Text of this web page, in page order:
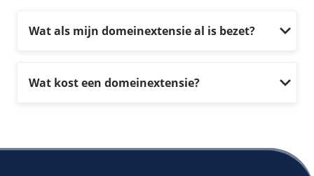
Wat als mijn domeinextensie al is bezet?
Wat kost een domeinextensie?